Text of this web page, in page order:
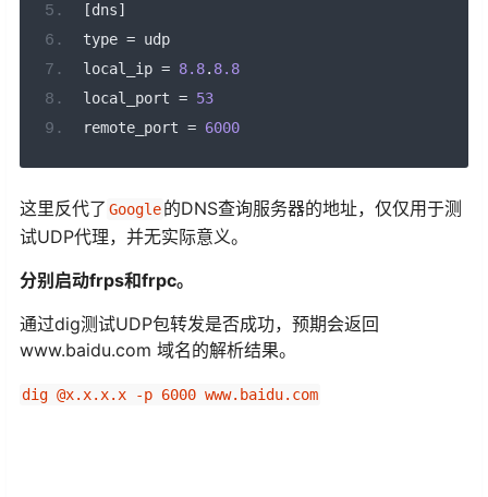
[dns]
type = udp
local_ip = 8.8. 8.8
local_port = 53
remote_port = 6000
这里反代了 Google的DNS查询服务器的地址，仅仅用于测
试UDP代理，并无实际意义。
分别启动frps和frpc。
通过dig测试UDP包转发是否成功，预期会返回
www.baidu.com 域名的解析结果。
dig @x.x.x.x -p 6000 www.baidu.com